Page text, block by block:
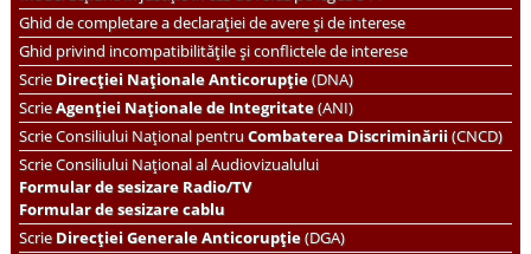
Ghid de completare a declarației de avere și de interese
Ghid privind incompatibilitățile și conflictele de interese
ScrieDirecției Naționale Anticorupție(DNA)
ScrieAgenției Naționale de Integritate(ANI)
ScrieConsiliului Național pentruCombaterea Discriminării(CNCD)
Scrie Consiliului Național al Audiovizualului
Formular de sesizare Radio/TV
Formular de sesizare cablu
ScrieDirecției Generale Anticorupție(DGA)